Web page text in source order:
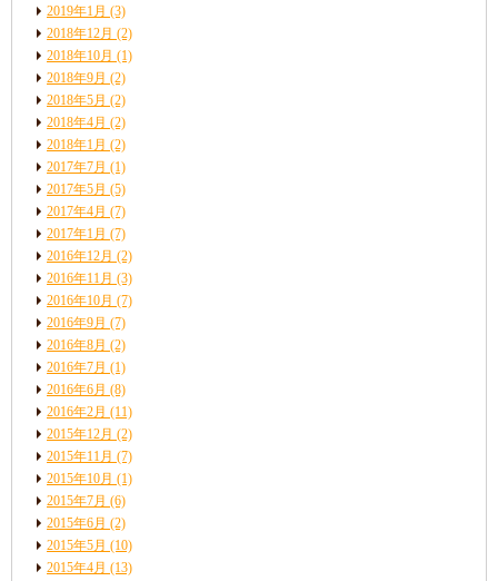
2019年1月 (3)
2018年12月 (2)
2018年10月 (1)
2018年9月 (2)
2018年5月 (2)
2018年4月 (2)
2018年1月 (2)
2017年7月 (1)
2017年5月 (5)
2017年4月 (7)
2017年1月 (7)
2016年12月 (2)
2016年11月 (3)
2016年10月 (7)
2016年9月 (7)
2016年8月 (2)
2016年7月 (1)
2016年6月 (8)
2016年2月 (11)
2015年12月 (2)
2015年11月 (7)
2015年10月 (1)
2015年7月 (6)
2015年6月 (2)
2015年5月 (10)
2015年4月 (13)